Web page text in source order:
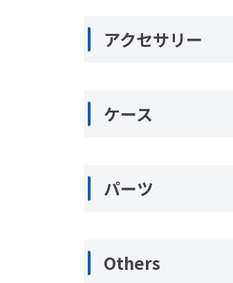
アクセサリー
ケース
パーツ
Others